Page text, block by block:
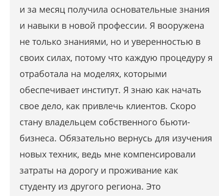
и за месяц получила основательные знания
и навыки в новой профессии. Я вооружена
не только знаниями, но и уверенностью в
своих силах, потому что каждую процедуру я
отработала на моделях, которыми
обеспечивает институт. Я знаю как начать
свое дело, как привлечь клиентов. Скоро
стану владельцем собственного бьюти-
бизнеса. Обязательно вернусь для изучения
новых техник, ведь мне компенсировали
затраты на дорогу и проживание как
студенту из другого региона. Это